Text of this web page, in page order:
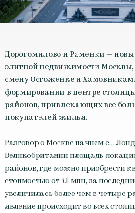
Дорогомилово и Раменки —
элитной недвижимости Москвы,
смену Остоженке и
формировании в центре
районов, привлекающих все
покупателей жилья.
Разговор о Москве начнем с…
Великобритании площадь
районов, где можно приобрести
стоимостью от £1 млн, за
увеличилась более чем в четыре
явление происходит во всех